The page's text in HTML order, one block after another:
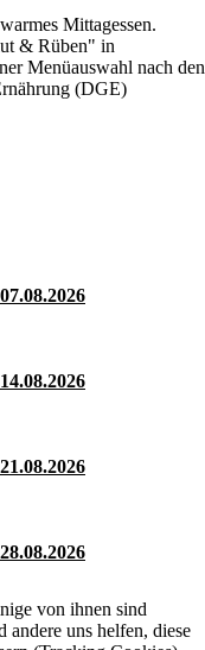
Mittagessen.
& Rüben" in
Menüauswahl nach den
(DGE)
von ihnen sind
andere uns helfen, diese